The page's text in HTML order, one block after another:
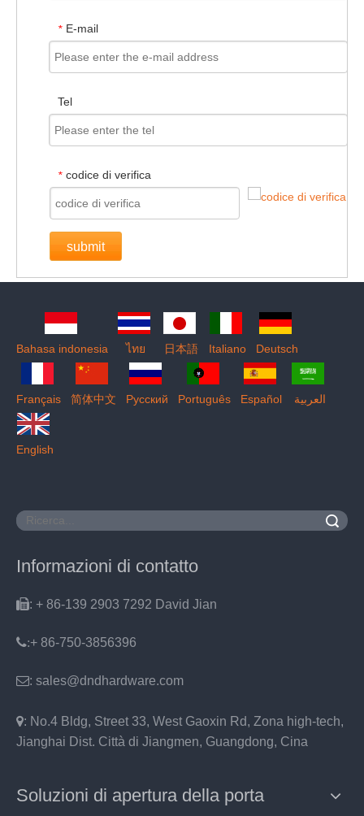
* E-mail
Tel
* codice di verifica
submit
Bahasa indonesia ไทย 日本語 Italiano Deutsch
Français 简体中文 Pусский Português Español العربية
English
Informazioni di contatto
: + 86-139 2903 7292 David Jian
:+ 86-750-3856396
: sales@dndhardware.com
: No.4 Bldg, Street 33, West Gaoxin Rd, Zona high-tech,
Jianghai Dist. Città di Jiangmen, Guangdong, Cina
Soluzioni di apertura della porta